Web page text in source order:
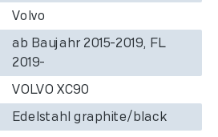
Volvo
ab Baujahr 2015-2019, FL
2019-
VOLVO XC90
Edelstahl graphite/black